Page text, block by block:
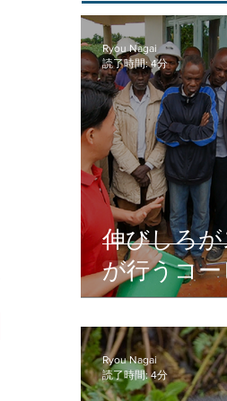
伸びしろ
が行うコ
Ryou Nagai
読了時間: 4分
Ryou Nagai
読了時間: 4分